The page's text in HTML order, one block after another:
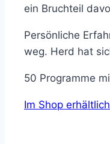
ein Bruchteil
Persönliche
weg. Herd hat
50 Programme
Im Shop